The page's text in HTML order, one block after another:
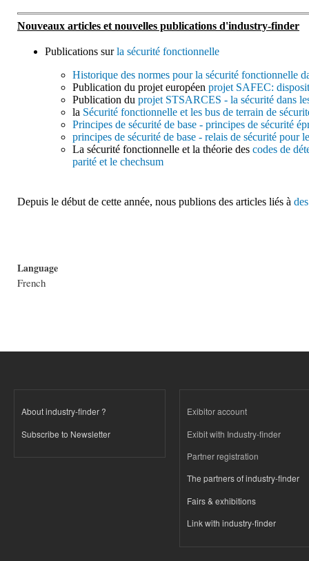
Nouveaux articles et nouvelles publications d'industry-finder
Publications surla sécurité fonctionnelle
Historique des normes pour la sécurité fonctionnelle
Publication du projet européen projet SAFEC:
Publication du projet STSARCES - la sécurité dans
la Sécurité fonctionnelle et les bus de terrain de
Principes de sécurité de base - principes de sécurité
principes de sécurité de base - relais de sécurité pour
La sécurité fonctionnelle et la théorie des codes de
parité et le chechsum
Depuis le début de cette année, nous publions des articles liés à
Language
French
About industry-finder ?
Subscribe to Newsletter
Exibitor account
Exibit with Industry-finder
Partner registration
The partners of industry-finder
Fairs & exhibitions
Link with industry-finder